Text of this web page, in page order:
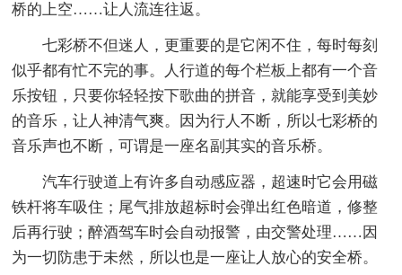
桥的上空……让人流连往返。
七彩桥不但迷人，更重要的是它闲不住，每时每刻
似乎都有忙不完的事。人行道的每个栏板上都有一个音
乐按钮，只要你轻轻按下歌曲的拼音，就能享受到美妙
的音乐，让人神清气爽。因为行人不断，所以七彩桥的
音乐声也不断，可谓是一座名副其实的音乐桥。
汽车行驶道上有许多自动感应器，超速时它会用磁
铁杆将车吸住；尾气排放超标时会弹出红色暗道，修整
后再行驶；醉酒驾车时会自动报警，由交警处理……因
为一切防患于未然，所以也是一座让人放心的安全桥。